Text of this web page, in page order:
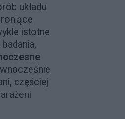
układu
istotne
częściej